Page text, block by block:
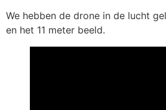
We hebben de drone in de lucht
en het 11 meter beeld.